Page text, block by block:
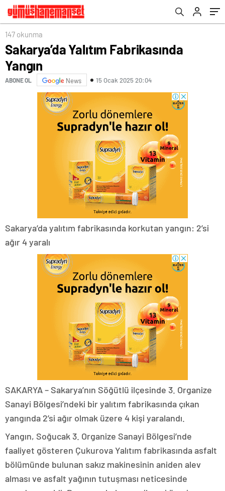
147 okunma
Sakarya’da Yalıtım Fabrikasında
Yangın
ABONE OL News 15 Ocak 2025 20:04
Sakarya’da yalıtım fabrikasında korkutan yangın: 2’si
ağır 4 yaralı
SAKARYA – Sakarya’nın Söğütlü ilçesinde 3. Organize
Sanayi Bölgesi’ndeki bir yalıtım fabrikasında çıkan
yangında 2’si ağır olmak üzere 4 kişi yaralandı.
Yangın, Soğucak 3. Organize Sanayi Bölgesi’nde
faaliyet gösteren Çukurova Yalıtım fabrikasında asfalt
bölümünde bulunan sakız makinesinin aniden alev
alması ve asfalt yağının tutuşması neticesinde